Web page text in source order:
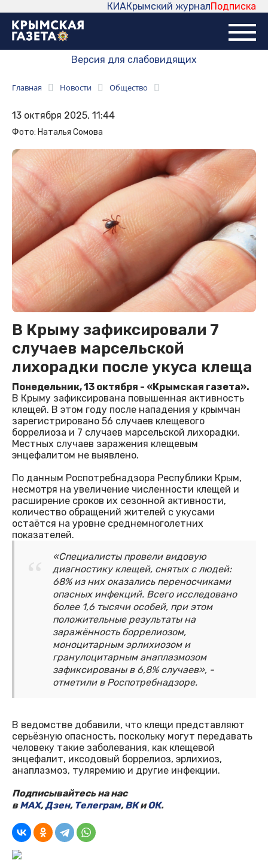
Подписка
Крымский журнал
КИА
Версия для слабовидящих
Главная Новости Общество
13 октября 2025, 11:44
Фото: Наталья Сомова
В Крыму зафиксировали 7
случаев марсельской
лихорадки после укуса клеща
Понедельник, 13 октября - «Крымская газета».
В Крыму зафиксирована повышенная активность
клещей. В этом году после нападения у крымчан
зарегистрировано 56 случаев клещевого
боррелиоза и 7 случаев марсельской лихорадки.
Местных случаев заражения клещевым
энцефалитом не выявлено.
По данным Роспотребнадзора Республики Крым,
несмотря на увеличение численности клещей и
расширение сроков их сезонной активности,
количество обращений жителей с укусами
остаётся на уровне среднемноголетних
показателей.
«Специалисты провели видовую
диагностику клещей, снятых с людей:
68% из них оказались переносчиками
опасных инфекций. Всего исследовано
более 1,6 тысячи особей, при этом
положительные результаты на
заражённость боррелиозом,
моноцитарным эрлихиозом и
гранулоцитарным анаплазмозом
зафиксированы в 6,8% случаев», -
отметили в Роспотребнадзоре.
В ведомстве добавили, что клещи представляют
серьёзную опасность, поскольку могут передавать
человеку такие заболевания, как клещевой
энцефалит, иксодовый боррелиоз, эрлихиоз,
анаплазмоз, туляремию и другие инфекции.
Подписывайтесь на нас
вMAX,Дзен, Телеграм,ВКиОК.